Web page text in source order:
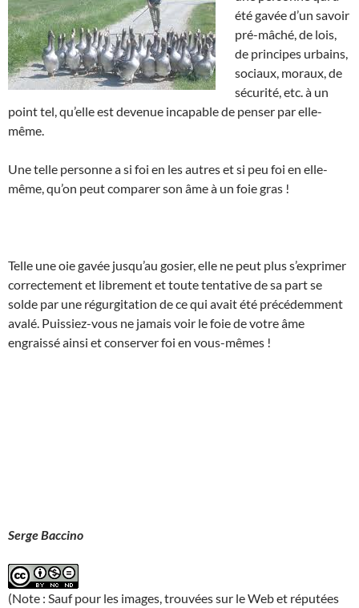
été gavée d’un savoir
pré-mâché, de lois,
de principes urbains,
sociaux, moraux, de
sécurité, etc. à un
point tel, qu’elle est devenue incapable de penser par elle-
même.
Une telle personne a si foi en les autres et si peu foi en elle-
même, qu’on peut comparer son âme à un foie gras !
Telle une oie gavée jusqu’au gosier, elle ne peut plus s’exprimer
correctement et librement et toute tentative de sa part se
solde par une régurgitation de ce qui avait été précédemment
avalé. Puissiez-vous ne jamais voir le foie de votre âme
engraissé ainsi et conserver foi en vous-mêmes !
Serge Baccino
(Note : Sauf pour les images, trouvées sur le Web et réputées